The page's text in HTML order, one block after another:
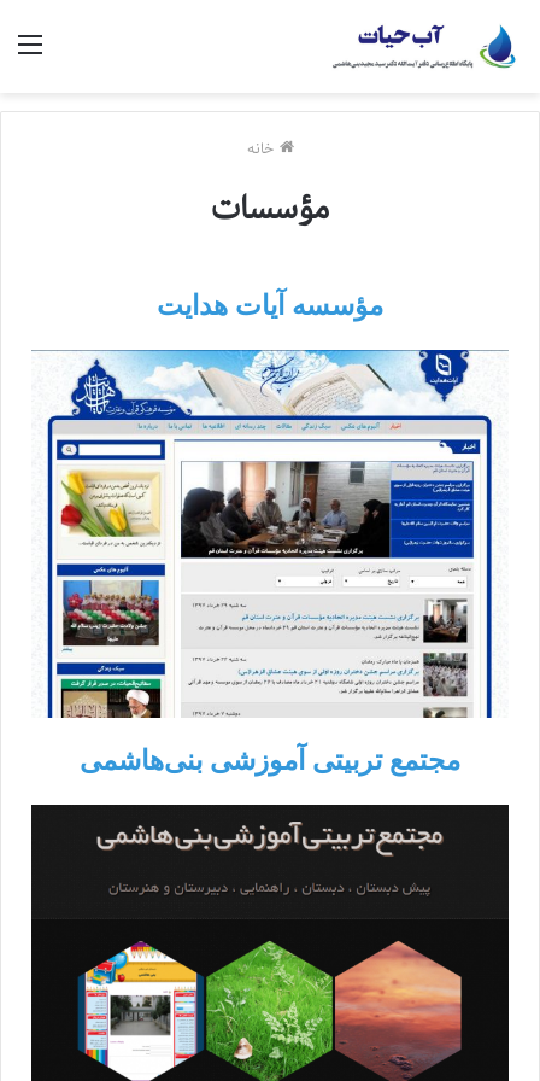
خانه
مؤسسات
مؤسسه آیات هدایت
مجتمع تربیتی آموزشی بنی‌هاشمی